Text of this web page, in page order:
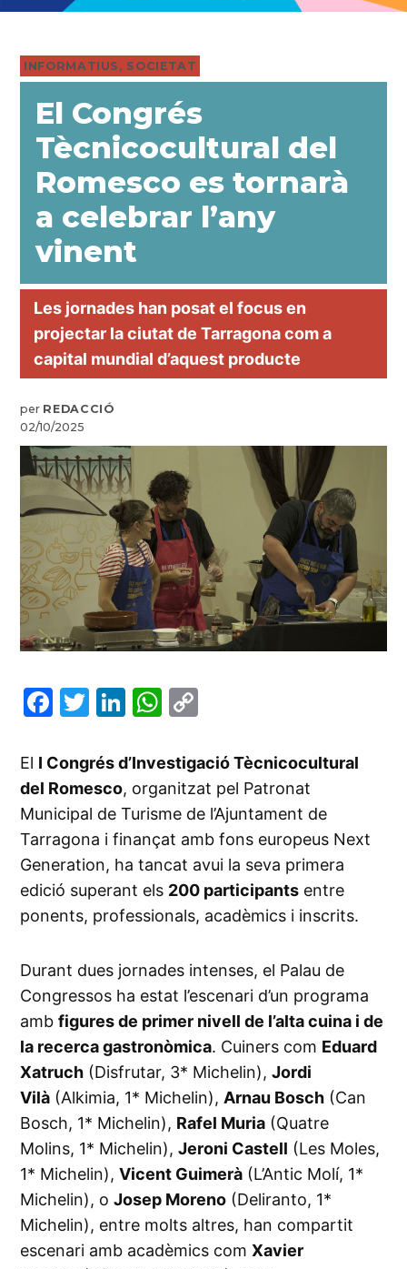
PUBLICADO
EN
INFORMATIUS , SOCIETAT
El Congrés
Tècnicocultural del
Romesco es tornarà
a celebrar l’any
vinent
Les jornades han posat el focus en
projectar la ciutat de Tarragona com a
capital mundial d’aquest producte
per REDACCIÓ
02/10/2025
Facebook
Twitter
LinkedIn
WhatsApp
El I Congrés d’Investigació Tècnicocultural
del Romesco, organitzat pel Patronat
Municipal de Turisme de l’Ajuntament de
Tarragona i finançat amb fons europeus Next
Generation, ha tancat avui la seva primera
edició superant els 200 participants entre
ponents, professionals, acadèmics i inscrits.
Durant dues jornades intenses, el Palau de
Congressos ha estat l’escenari d’un programa
ambfigures de primer nivell de l’alta cuina i de
la recerca gastronòmica. Cuiners com Eduard
Xatruch (Disfrutar, 3* Michelin),Jordi
Vilà (Alkimia, 1* Michelin),Arnau Bosch (Can
Bosch, 1* Michelin), Rafel Muria (Quatre
Molins, 1* Michelin),Jeroni Castell (Les Moles,
1* Michelin),Vicent Guimerà (L’Antic Molí, 1*
Michelin), oJosep Moreno (Deliranto, 1*
Michelin), entre molts altres, han compartit
escenari amb acadèmics comXavier